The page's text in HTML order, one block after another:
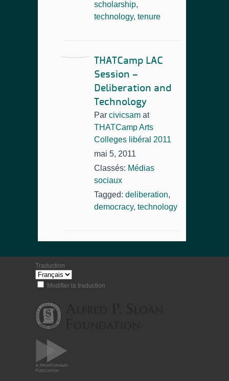
scholarship,
technology, tenure
THATCamp LAC
Session –
Deliberation and
Technology
Par civicsam at
THATCamp Arts
Colleges libéral 2011
mai 5, 2011
Classés: Médias
sociaux
Tagged: deliberation,
democracy, technology
Traduction
Modifier la traduction